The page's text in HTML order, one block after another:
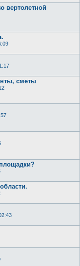
вертолетной
сметы